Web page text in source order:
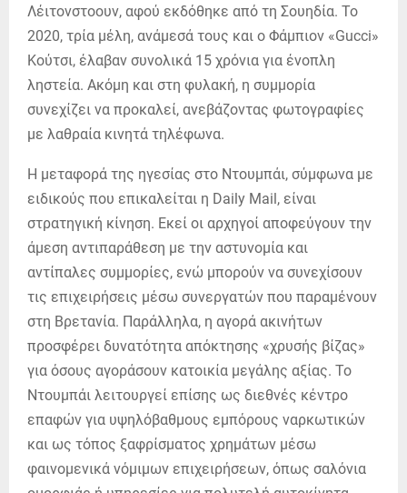
Λέιτονστοουν, αφού εκδόθηκε από τη Σουηδία. Το
2020, τρία μέλη, ανάμεσά τους και ο Φάμπιον «Gucci»
Κούτσι, έλαβαν συνολικά 15 χρόνια για ένοπλη
ληστεία. Ακόμη και στη φυλακή, η συμμορία
συνεχίζει να προκαλεί, ανεβάζοντας φωτογραφίες
με λαθραία κινητά τηλέφωνα.
Η μεταφορά της ηγεσίας στο Ντουμπάι, σύμφωνα με
ειδικούς που επικαλείται η Daily Mail, είναι
στρατηγική κίνηση. Εκεί οι αρχηγοί αποφεύγουν την
άμεση αντιπαράθεση με την αστυνομία και
αντίπαλες συμμορίες, ενώ μπορούν να συνεχίσουν
τις επιχειρήσεις μέσω συνεργατών που παραμένουν
στη Βρετανία. Παράλληλα, η αγορά ακινήτων
προσφέρει δυνατότητα απόκτησης «χρυσής βίζας»
για όσους αγοράσουν κατοικία μεγάλης αξίας. Το
Ντουμπάι λειτουργεί επίσης ως διεθνές κέντρο
επαφών για υψηλόβαθμους εμπόρους ναρκωτικών
και ως τόπος ξαφρίσματος χρημάτων μέσω
φαινομενικά νόμιμων επιχειρήσεων, όπως σαλόνια